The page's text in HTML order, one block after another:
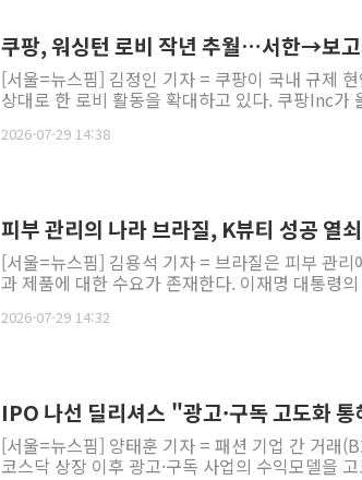
쿠팡, 워싱턴 로비 작년 추월…서한→보
[서울=뉴스핌] 김정인 기자 = 쿠팡이 국내 규제
상대로 한 로비 활동을 확대하고 있다. 쿠팡Inc가
2026-07-29 14:38
피부 관리의 나라 브라질, K뷰티 성공 열
[서울=뉴스핌] 김용석 기자 = 브라질은 피부 관
과 제품에 대한 수요가 존재한다. 이재명 대통령
2026-07-29 14:32
IPO 나선 딜리셔스 "광고·구독 고도화
[서울=뉴스핌] 양태훈 기자 = 패션 기업 간 거래
코스닥 상장 이후 광고·구독 사업의 수익모델을